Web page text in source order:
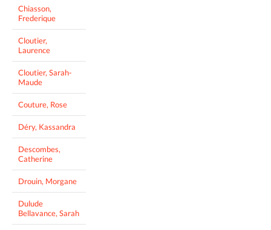
Chiasson,
Frederique
Cloutier,
Laurence
Cloutier, Sarah-
Maude
Couture, Rose
Déry, Kassandra
Descombes,
Catherine
Drouin, Morgane
Dulude
Bellavance, Sarah